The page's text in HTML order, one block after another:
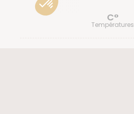
C°
Températures